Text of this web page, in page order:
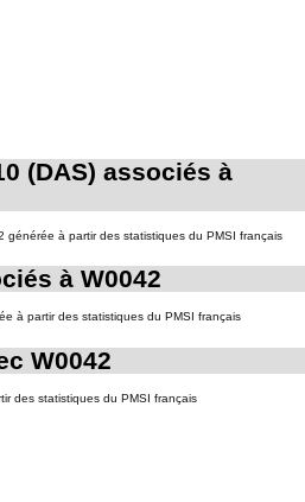
(DAS) associés à
générée à partir des statistiques du PMSI français
à W0042
à partir des statistiques du PMSI français
W0042
des statistiques du PMSI français